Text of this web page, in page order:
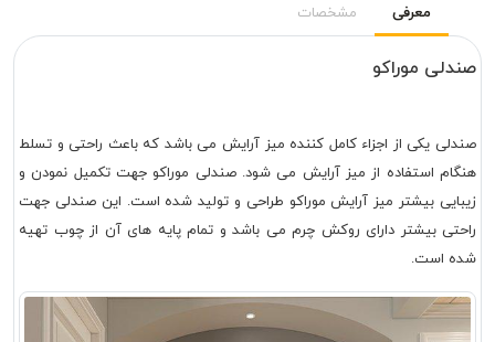
معرفی مشخصات
صندلی موراکو
صندلی یکی از اجزاء کامل کننده میز آرایش می باشد که باعث راحتی و تسلط
هنگام استفاده از میز آرایش می شود. صندلی موراکو جهت تکمیل نمودن و
زیبایی بیشتر میز آرایش موراکو طراحی و تولید شده است. این صندلی جهت
راحتی بیشتر دارای روکش چرم می باشد و تمام پایه های آن از چوب تهیه
شده است.